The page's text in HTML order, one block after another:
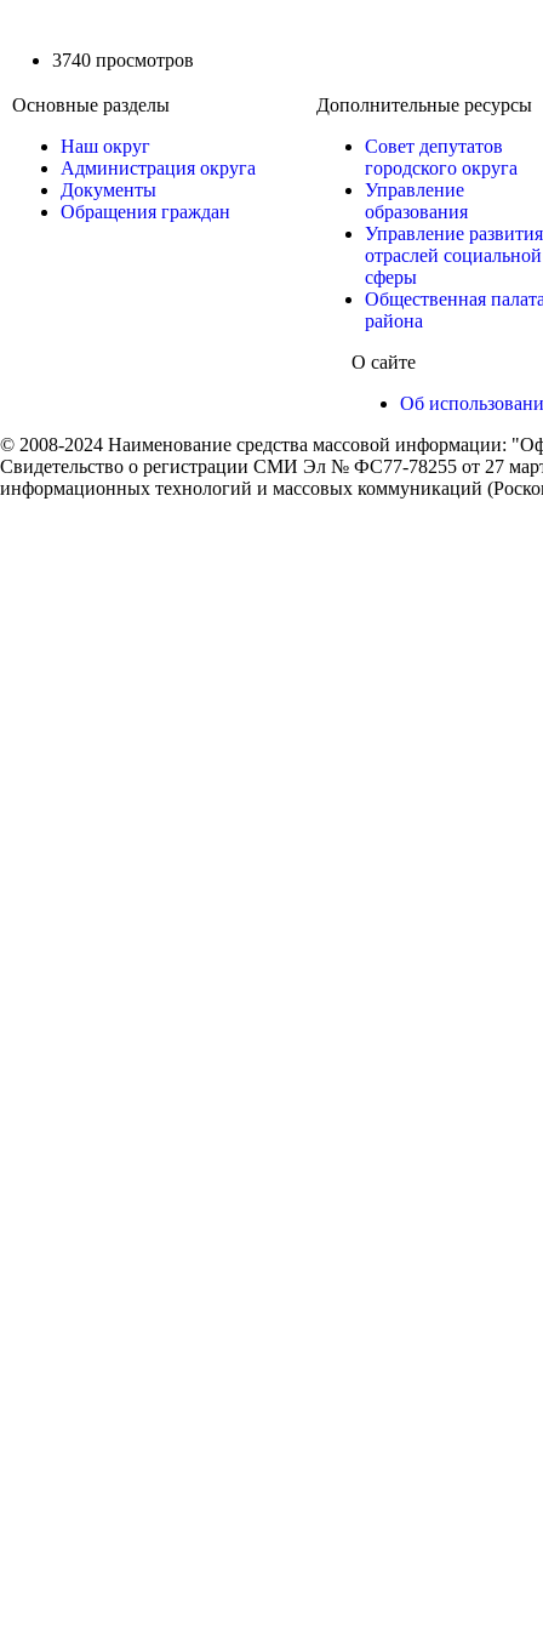
3740 просмотров
Основные разделы
Наш округ
Администрация округа
Документы
Обращения граждан
Дополнительные ресурсы
Совет депутатов
городского округа
Управление
образования
Управление развития
отраслей социальной
сферы
Общественная
района
О сайте
Об
© 2008-2024 Наименование средства массовой информации:
Свидетельство о регистрации СМИ Эл № ФС77-78255 от 27
информационных технологий и массовых коммуникаций